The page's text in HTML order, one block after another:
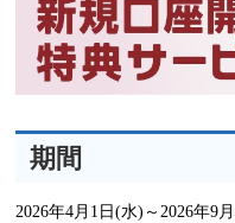
期間
2026年4月1日(水)～2026年9